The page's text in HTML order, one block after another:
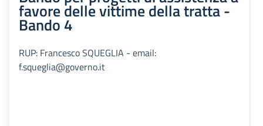
favore delle vittime della tratta -
Bando 4
RUP: Francesco SQUEGLIA - email:
f.squeglia@governo.it